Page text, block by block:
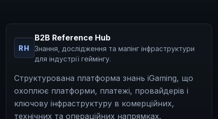
RH
B2B Reference Hub
Знання, дослідження та мапінг інфраструктури
для індустрії геймінгу.
Структурована платформа знань iGaming, що
охоплює платформи, платежі, провайдерів і
ключову інфраструктуру в комерційних,
технічних та операційних напрямках.